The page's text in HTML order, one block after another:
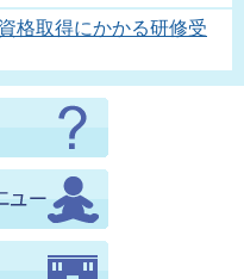
格取得にかかる研修受